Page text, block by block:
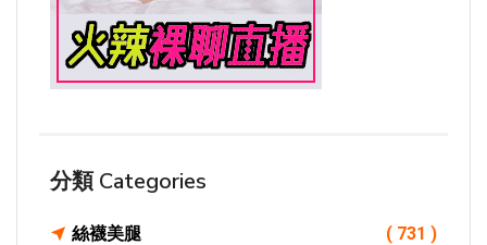
分類 Categories
絲襪美腿 ( 731 )